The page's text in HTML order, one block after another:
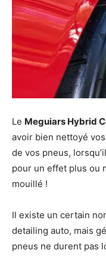
Le Meguiars Hybrid
avoir bien nettoyé
de vos pneus,
pour un effet plus ou
mouillé !
Il existe un certain
detailing auto, mais
pneus ne durent pas